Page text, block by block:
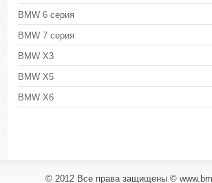
BMW 6 серия
BMW 7 серия
BMW X3
BMW X5
BMW X6
© 2012 Все права защищены ©